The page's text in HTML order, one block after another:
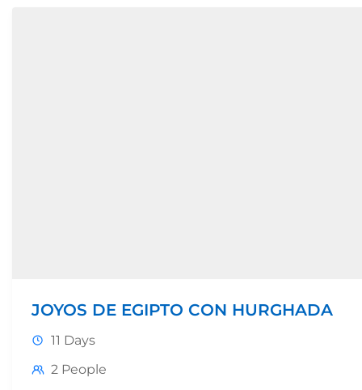
JOYOS DE EGIPTO CON HURGHADA
11 Days
2 People